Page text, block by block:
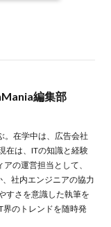
編集部
。在学中は、広告会社
在は、ITの知識と経験
の運営担当として、
社内エンジニアの協力
すさを意識した執筆を
のトレンドを随時発